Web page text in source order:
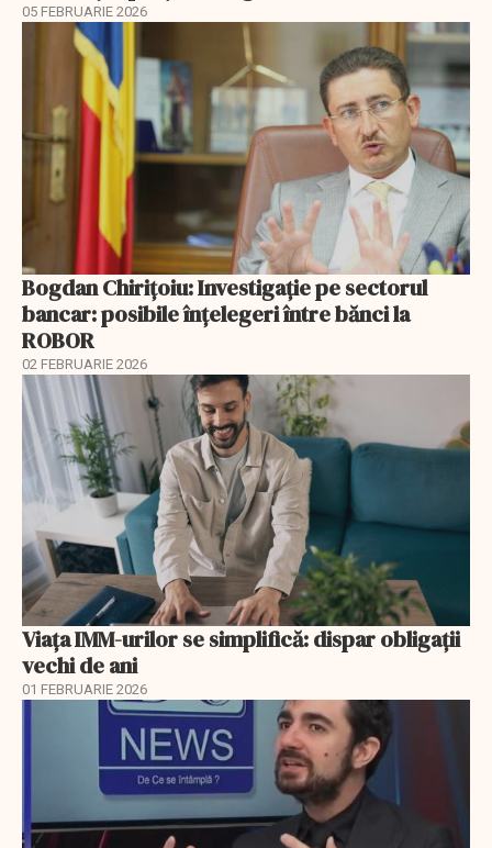
05 FEBRUARIE 2026
Bogdan Chirițoiu: Investigație pe sectorul
bancar: posibile înțelegeri între bănci la
ROBOR
02 FEBRUARIE 2026
Viața IMM-urilor se simplifică: dispar obligații
vechi de ani
01 FEBRUARIE 2026
EXCLUSIV